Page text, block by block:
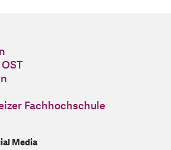
Fachhochschule
Media